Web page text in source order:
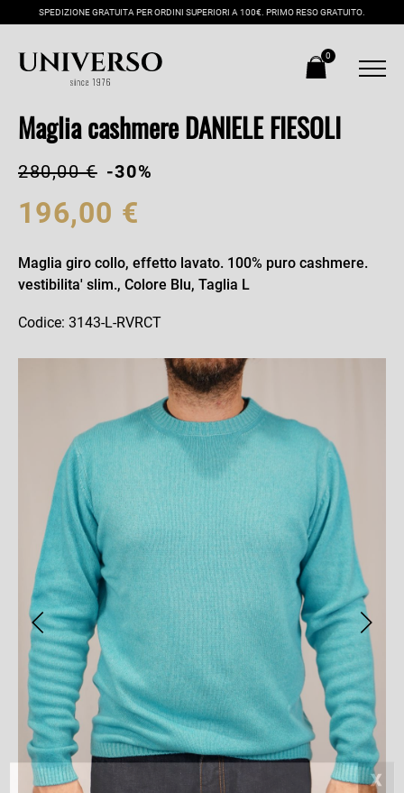
SPEDIZIONE GRATUITA PER ORDINI SUPERIORI A 100€. PRIMO RESO GRATUITO.
0
Maglia cashmere DANIELE FIESOLI
280,00 € -30%
196,00 €
Maglia giro collo, effetto lavato. 100% puro cashmere.
vestibilita' slim., Colore Blu, Taglia L
Codice: 3143-L-RVRCT